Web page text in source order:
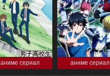
аниме сериал аниме сериал